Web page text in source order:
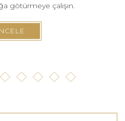
götürmeye çalışın.